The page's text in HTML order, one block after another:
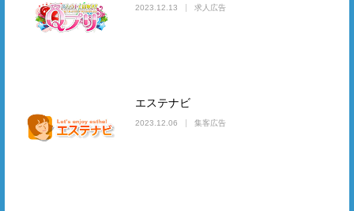
2023.12.13 求人広告
エステナビ
2023.12.06 集客広告